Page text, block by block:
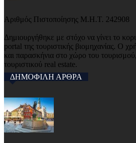
Αριθμός Πιστοποίησης Μ.Η.Τ. 242908
Δημιουργήθηκε με στόχο να γίνει το
portal της τουριστικής βιομηχανίας. Ο
και παρασκήνια στο χώρο του
τουριστικού real estate.
ΔΗΜΟΦΙΛΗ ΑΡΘΡΑ